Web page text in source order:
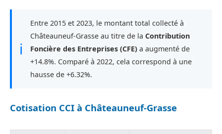
ℹ
Entre 2015 et 2023, le montant total collecté à
Châteauneuf-Grasse au titre de la Contribution
Foncière des Entreprises (CFE) a augmenté de
+14.8%. Comparé à 2022, cela correspond à une
hausse de +6.32%.
Cotisation CCI à Châteauneuf-Grasse